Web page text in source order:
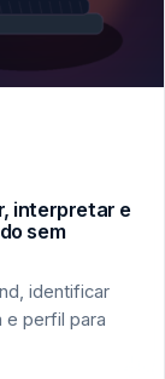
interpretar e
sem
identificar
e perfil para